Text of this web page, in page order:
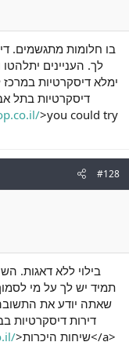
בו חלומות מתגשמים.
לך. העניינים יתלהטו
ימלא דיסקרטיות
דיסקרטיות בתל
>you could try
#128
תמיד יש לך על מי
דירות דיסקרטיות
>שיחות היכרות</a>